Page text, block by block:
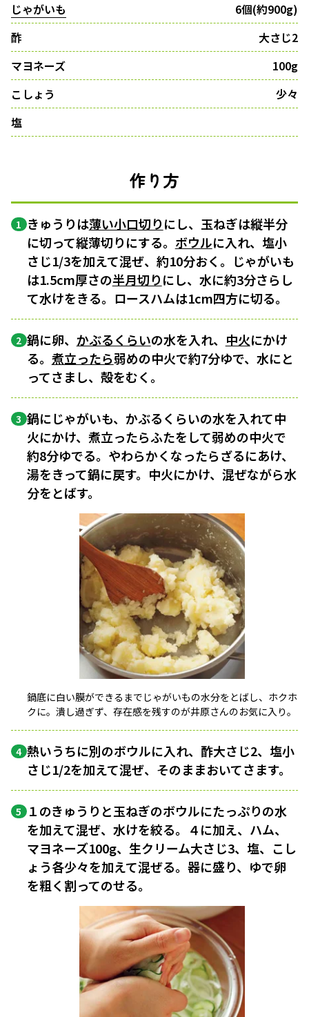
じゃがいも
6個(約900g)
酢
大さじ2
マヨネーズ
100g
こしょう
少々
塩
作り方
1 きゅうりは薄い小口切りにし、玉ねぎは縦半分
に切って縦薄切りにする。 ボウルに入れ、塩小
さじ1/3を加えて混ぜ、約10分おく。じゃがいも
は1.5cm厚さの半月切りにし、水に約3分さらし
て水けをきる。ロースハムは1cm四方に切る。
2 鍋に卵、 かぶるくらいの水を入れ、 中火にかけ
る。 煮立ったら弱めの中火で約7分ゆで、水にと
ってさまし、殻をむく。
3 鍋にじゃがいも、かぶるくらいの水を入れて中
火にかけ、煮立ったらふたをして弱めの中火で
約8分ゆでる。やわらかくなったらざるにあけ、
湯をきって鍋に戻す。中火にかけ、混ぜながら水
分をとばす。
鍋底に白い膜ができるまでじゃがいもの水分をとばし、ホクホ
クに。潰し過ぎず、存在感を残すのが井原さんのお気に入り。
4 熱いうちに別のボウルに入れ、酢大さじ2、塩小
さじ1/2を加えて混ぜ、そのままおいてさます。
5 １のきゅうりと玉ねぎのボウルにたっぷりの水
を加えて混ぜ、水けを絞る。４に加え、ハム、
マヨネーズ100g、生クリーム大さじ3、塩、こし
ょう各少々を加えて混ぜる。器に盛り、ゆで卵
を粗く割ってのせる。